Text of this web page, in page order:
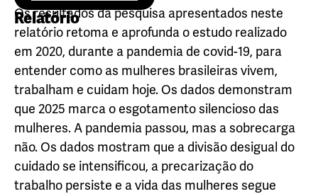
Relatório
Os resultados da pesquisa apresentados neste
relatório retoma e aprofunda o estudo realizado
em 2020, durante a pandemia de covid-19, para
entender como as mulheres brasileiras vivem,
trabalham e cuidam hoje. Os dados demonstram
que 2025 marca o esgotamento silencioso das
mulheres. A pandemia passou, mas a sobrecarga
não. Os dados mostram que a divisão desigual do
cuidado se intensificou, a precarização do
trabalho persiste e a vida das mulheres segue